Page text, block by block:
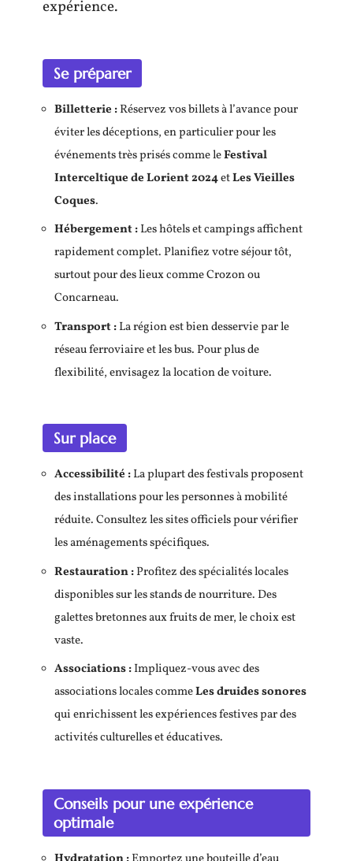
expérience.
Se préparer
Billetterie :Réservez vos billets à l’avance pour
éviter les déceptions, en particulier pour les
événements très prisés comme leFestival
Interceltique de Lorient 2024etLes Vieilles
Coques.
Hébergement :Les hôtels et campings affichent
rapidement complet. Planifiez votre séjour tôt,
surtout pour des lieux comme Crozon ou
Concarneau.
Transport :La région est bien desservie par le
réseau ferroviaire et les bus. Pour plus de
flexibilité, envisagez la location de voiture.
Sur place
Accessibilité :La plupart des festivals proposent
des installations pour les personnes à mobilité
réduite. Consultez les sites officiels pour vérifier
les aménagements spécifiques.
Restauration :Profitez des spécialités locales
disponibles sur les stands de nourriture. Des
galettes bretonnes aux fruits de mer, le choix est
vaste.
Associations :Impliquez-vous avec des
associations locales commeLes druides sonores
qui enrichissent les expériences festives par des
activités culturelles et éducatives.
Conseils pour une expérience
optimale